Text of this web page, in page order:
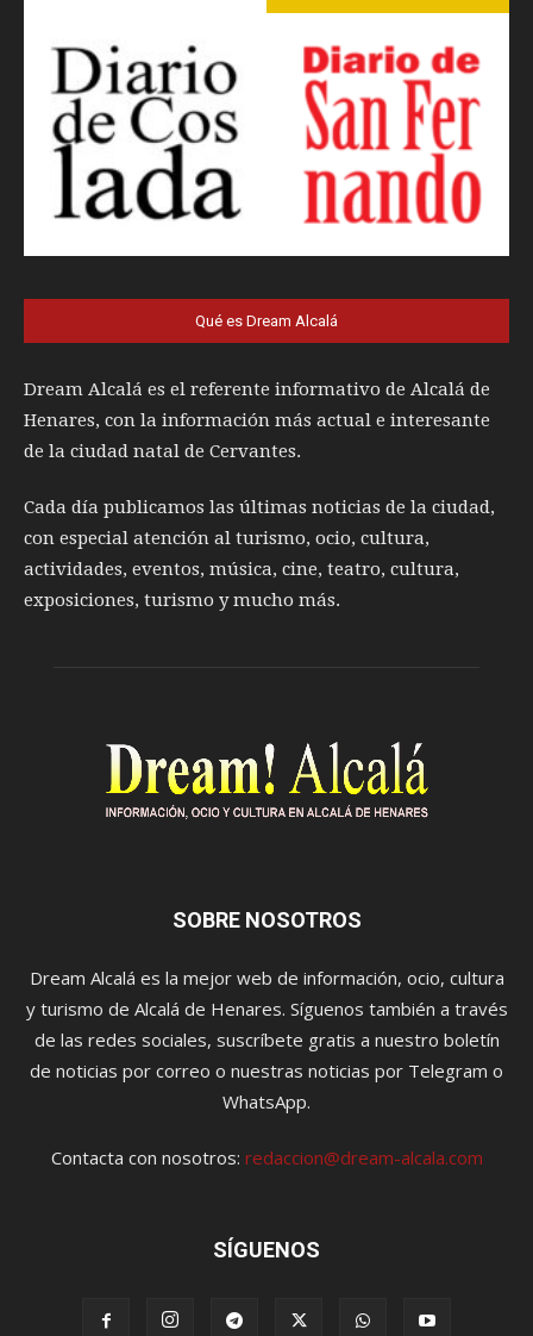
Qué es Dream Alcalá
Dream Alcalá es el referente informativo de Alcalá de
Henares, con la información más actual e interesante
de la ciudad natal de Cervantes.
Cada día publicamos las últimas noticias de la ciudad,
con especial atención al turismo, ocio, cultura,
actividades, eventos, música, cine, teatro, cultura,
exposiciones, turismo y mucho más.
SOBRE NOSOTROS
Dream Alcalá es la mejor web de información, ocio, cultura
y turismo de Alcalá de Henares. Síguenos también a través
de las redes sociales, suscríbete gratis a nuestro boletín
de noticias por correo o nuestras noticias por Telegram o
WhatsApp.
Contacta con nosotros: redaccion@dream-alcala.com
SÍGUENOS